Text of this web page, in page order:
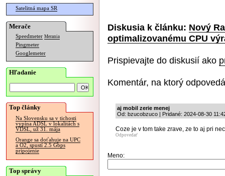
Satelitná mapa SR
Merače
Speedmeter Merania
Pingmeter
Googlemeter
Hľadanie
Top články
Na Slovensku sa v tichosti
vypína ADSL v lokalitách s
VDSL, už 31. mája
Orange sa doťahuje na UPC
a O2, spustí 2.5 Gbps
pripojenie
Top správy
Diskusia k článku: Nový
optimalizovanému CPU
Prispievajte do diskusií ako
Komentár, na ktorý
aj mobil zerie menej
Od: bzucobzuco | Pridané: 2024-08-30
Coze je v tom take zrave, ze to aj pri
Odpovedať
Meno: